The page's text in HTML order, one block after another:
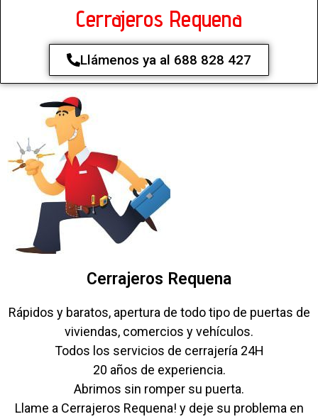
Cerrajeros Requena
Llámenos ya al 688 828 427
Cerrajeros Requena
Rápidos y baratos, apertura de todo tipo de puertas de
viviendas, comercios y vehículos.
Todos los servicios de cerrajería 24H
20 años de experiencia.
Abrimos sin romper su puerta.
Llame a Cerrajeros Requena! y deje su problema en